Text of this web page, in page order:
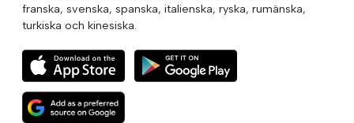
franska, svenska, spanska, italienska, ryska, rumänska,
turkiska och kinesiska.